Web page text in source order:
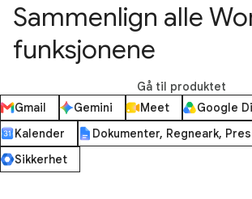
Sammenlign alle
funksjonene
Gå til produktet
Gmail
Gemini Meet Google
Kalender
Dokumenter, Regneark,
Sikkerhet